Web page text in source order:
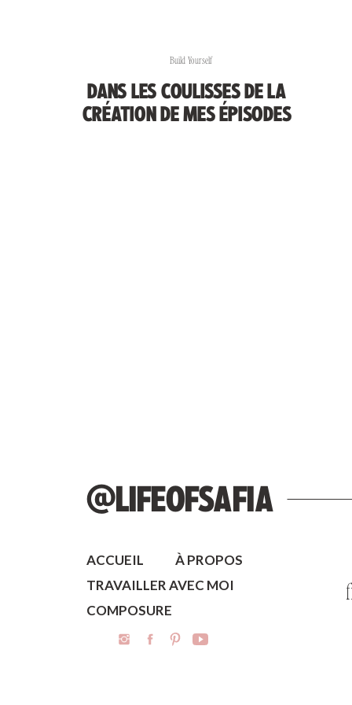
DANS LES COULISSES DE LA
CRÉATION DE MES ÉPISODES
Build Yourself
COMPOSURE
À PROPOS
TRAVAILLER AVEC MOI
@LIFEOFSAFIA
ACCUEIL